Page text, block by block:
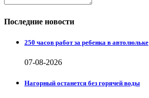
Последние новости
250 часов работ за ребенка в автолюльке
07-08-2026
Нагорный останется без горячей воды